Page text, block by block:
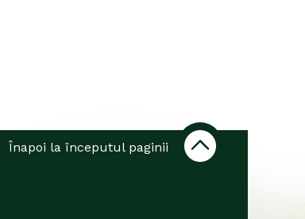
Înapoi la începutul paginii